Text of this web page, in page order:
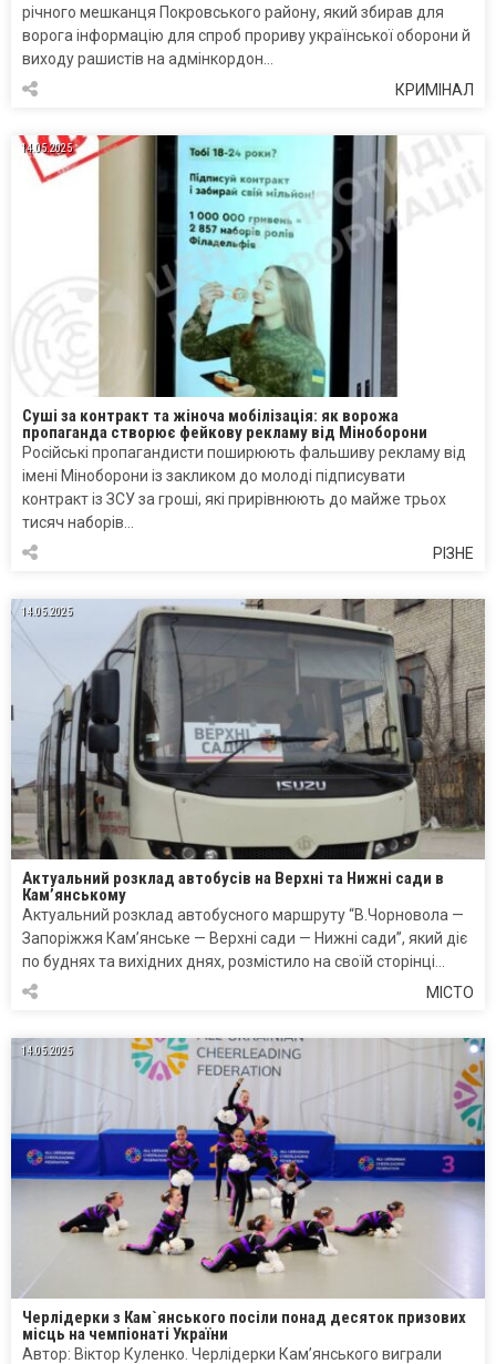
річного мешканця Покровського району, який збирав для
ворога інформацію для спроб прориву української оборони й
виходу рашистів на адмінкордон…
КРИМІНАЛ
14.05.2025
Суші за контракт та жіноча мобілізація: як ворожа
пропаганда створює фейкову рекламу від Міноборони
Російські пропагандисти поширюють фальшиву рекламу від
імені Міноборони із закликом до молоді підписувати
контракт із ЗСУ за гроші, які прирівнюють до майже трьох
тисяч наборів…
РІЗНЕ
14.05.2025
Актуальний розклад автобусів на Верхні та Нижні сади в
Кам’янському
Актуальний розклад автобусного маршруту “В.Чорновола —
Запоріжжя Кам’янське — Верхні сади — Нижні сади”, який діє
по буднях та вихідних днях, розмістило на своїй сторінці…
МІСТО
14.05.2025
Черлідерки з Кам`янського посіли понад десяток призових
місць на чемпіонаті України
Автор: Віктор Куленко. Черлідерки Кам’янського виграли